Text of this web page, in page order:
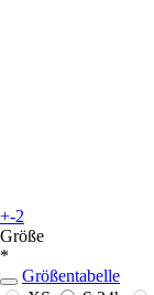
+-2
Größe
*
Größentabelle